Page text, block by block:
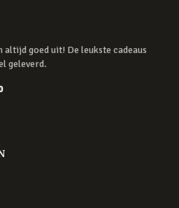
altijd goed uit! De leukste cadeaus
geleverd.